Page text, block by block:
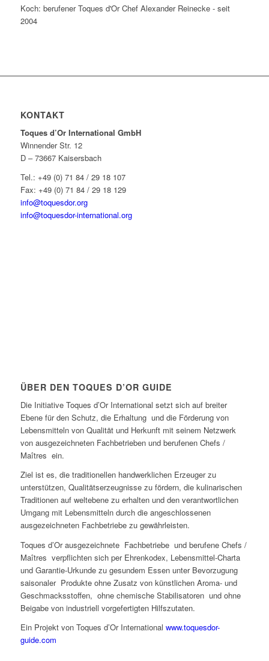
Koch: berufener Toques d'Or Chef Alexander Reinecke - seit
2004
KONTAKT
Toques d’Or International GmbH
Winnender Str. 12
D – 73667 Kaisersbach
Tel.: +49 (0) 71 84 / 29 18 107
Fax: +49 (0) 71 84 / 29 18 129
info@toquesdor.org
info@toquesdor-international.org
ÜBER DEN TOQUES D’OR GUIDE
Die Initiative Toques d’Or International setzt sich auf breiter
Ebene für den Schutz, die Erhaltung und die Förderung von
Lebensmitteln von Qualität und Herkunft mit seinem Netzwerk
von ausgezeichneten Fachbetrieben und berufenen Chefs /
Maîtres ein.
Ziel ist es, die traditionellen handwerklichen Erzeuger zu
unterstützen, Qualitätserzeugnisse zu fördern, die kulinarischen
Traditionen auf weltebene zu erhalten und den verantwortlichen
Umgang mit Lebensmitteln durch die angeschlossenen
ausgezeichneten Fachbetriebe zu gewährleisten.
Toques d’Or ausgezeichnete Fachbetriebe und berufene Chefs /
Maîtres verpflichten sich per Ehrenkodex, Lebensmittel-Charta
und Garantie-Urkunde zu gesundem Essen unter Bevorzugung
saisonaler Produkte ohne Zusatz von künstlichen Aroma- und
Geschmacksstoffen, ohne chemische Stabilisatoren und ohne
Beigabe von industriell vorgefertigten Hilfszutaten.
Ein Projekt von Toques d’Or International www.toquesdor-
guide.com